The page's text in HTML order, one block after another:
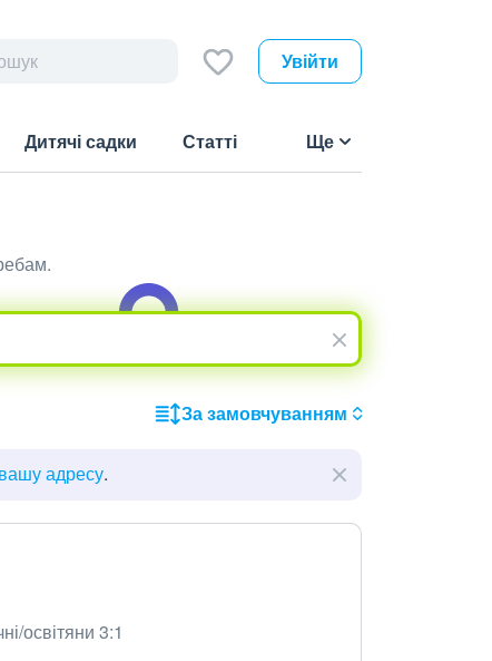
Увійти
Дитячі садки Статті Ще
За замовчуванням
адресу.
освітяни 3:1